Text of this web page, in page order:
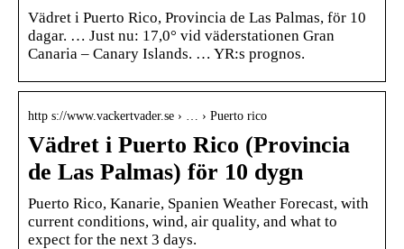
Vädret i Puerto Rico, Provincia de Las Palmas, för 10
dagar. … Just nu: 17,0° vid väderstationen Gran
Canaria – Canary Islands. … YR:s prognos.
http s://www.vackertvader.se › … › Puerto rico
Vädret i Puerto Rico (Provincia
de Las Palmas) för 10 dygn
Puerto Rico, Kanarie, Spanien Weather Forecast, with
current conditions, wind, air quality, and what to
expect for the next 3 days.